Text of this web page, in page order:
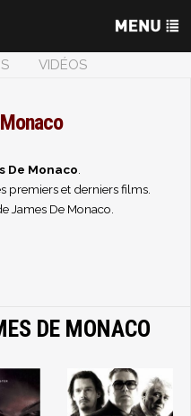
VIDÉOS
De Monaco
premiers et derniers films.
James De Monaco.
DE MONACO